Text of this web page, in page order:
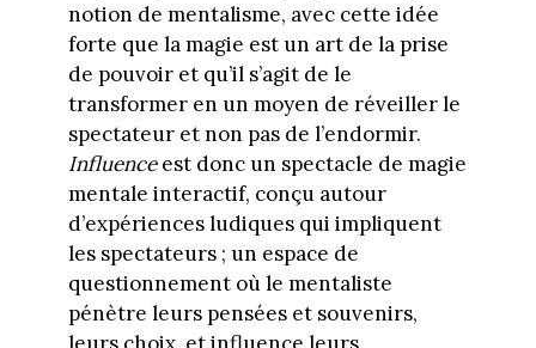
notion de mentalisme, avec cette idée
forte que la magie est un art de la prise
de pouvoir et qu’il s’agit de le
transformer en un moyen de réveiller le
spectateur et non pas de l’endormir.
Influenceest donc un spectacle de magie
mentale interactif, conçu autour
d’expériences ludiques qui impliquent
les spectateurs ; un espace de
questionnement où le mentaliste
pénètre leurs pensées et souvenirs,